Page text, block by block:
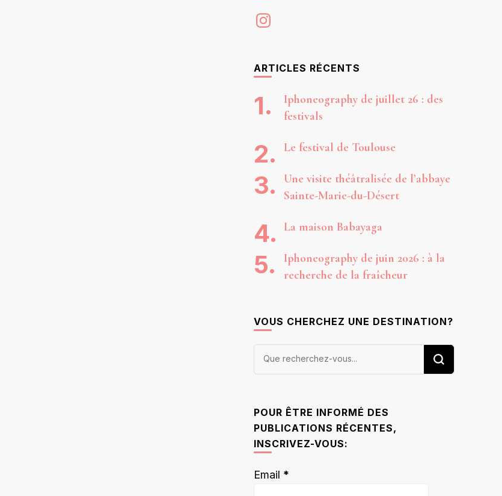
Instagram
ARTICLES RÉCENTS
Iphoneography de juillet 26 : des
festivals
Le festival de Toulouse
Une visite théâtralisée de l’abbaye
Sainte-Marie-du-Désert
La maison Babayaga
Iphoneography de juin 2026 : à la
recherche de la fraîcheur
VOUS CHERCHEZ UNE DESTINATION?
Vous
POUR ÊTRE INFORMÉ DES
PUBLICATIONS RÉCENTES,
INSCRIVEZ-VOUS:
Email *